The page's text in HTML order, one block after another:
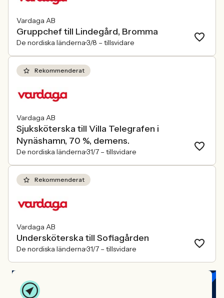
Vardaga AB
Gruppchef till Lindegård, Bromma
De nordiska länderna3/8 – tillsvidare
Rekommenderat
Vardaga AB
Sjuksköterska till Villa Telegrafen i
Nynäshamn, 70 %, demens.
De nordiska länderna31/7 – tillsvidare
Rekommenderat
Vardaga AB
Undersköterska till Sofiagården
De nordiska länderna31/7 – tillsvidare